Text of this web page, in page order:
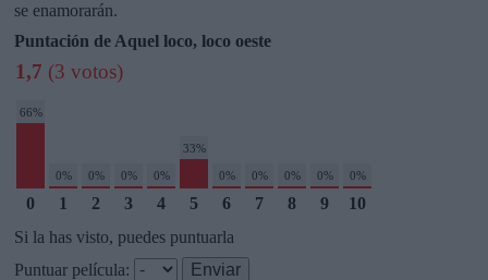
se enamorarán.
Puntación de Aquel loco, loco oeste
1,7 (3 votos)
66%
0% 0% 0% 0%
33%
0% 0% 0% 0% 0%
0 1 2 3 4 5 6 7 8 9
10
Si la has visto, puedes puntuarla
Puntuar película: